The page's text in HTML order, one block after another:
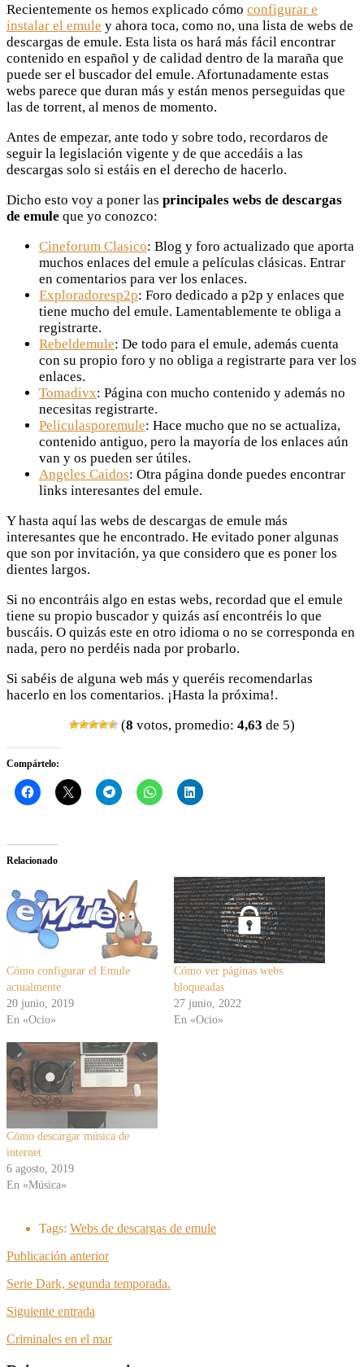
Recientemente os hemos explicado cómo configurar e
instalar el emule y ahora toca, como no, una lista de webs de
descargas de emule. Esta lista os hará más fácil encontrar
contenido en español y de calidad dentro de la maraña que
puede ser el buscador del emule. Afortunadamente estas
webs parece que duran más y están menos perseguidas que
las de torrent, al menos de momento.
Antes de empezar, ante todo y sobre todo, recordaros de
seguir la legislación vigente y de que accedáis a las
descargas solo si estáis en el derecho de hacerlo.
Dicho esto voy a poner las principales webs de descargas
de emule que yo conozco:
Cineforum Clasico: Blog y foro actualizado que aporta
muchos enlaces del emule a películas clásicas. Entrar
en comentarios para ver los enlaces.
Exploradoresp2p: Foro dedicado a p2p y enlaces que
tiene mucho del emule. Lamentablemente te obliga a
registrarte.
Rebeldemule: De todo para el emule, además cuenta
con su propio foro y no obliga a registrarte para ver los
enlaces.
Tomadivx: Página con mucho contenido y además no
necesitas registrarte.
Peliculasporemule: Hace mucho que no se actualiza,
contenido antiguo, pero la mayoría de los enlaces aún
van y os pueden ser útiles.
Angeles Caidos: Otra página donde puedes encontrar
links interesantes del emule.
Y hasta aquí las webs de descargas de emule más
interesantes que he encontrado. He evitado poner algunas
que son por invitación, ya que considero que es poner los
dientes largos.
Si no encontráis algo en estas webs, recordad que el emule
tiene su propio buscador y quizás así encontréis lo que
buscáis. O quizás este en otro idioma o no se corresponda en
nada, pero no perdéis nada por probarlo.
Si sabéis de alguna web más y queréis recomendarlas
hacerlo en los comentarios. ¡Hasta la próxima!.
(8 votos, promedio: 4,63 de 5)
Compártelo:
Relacionado
Cómo configurar el Emule
actualmente
20 junio, 2019
En «Ocio»
Cómo ver páginas webs
bloqueadas
27 junio, 2022
En «Ocio»
Cómo descargar música de
internet
6 agosto, 2019
En «Música»
Tags: Webs de descargas de emule
Publicación anterior
Serie Dark, segunda temporada.
Siguiente entrada
Criminales en el mar